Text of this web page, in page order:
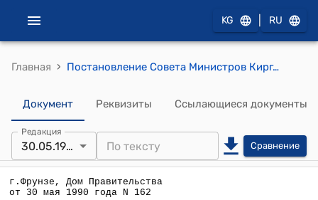
KG RU
Главная › Постановление Совета Министров Кирг. ССР от 30 мая 1990 года N 162 "О переводе театров, концертных организаций и культурно-просветительных учреждений Министерства культуры Киргизской ССР на новые условия хозяйствования"
Документ Реквизиты Ссылающиеся документы
Редакция
30.05.1990 Сравнение